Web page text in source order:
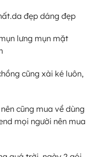
đẹp dáng đẹp
lưng mụn mặt
cũng xài ké luôn,
cũng mua về dùng
mọi người nên mua